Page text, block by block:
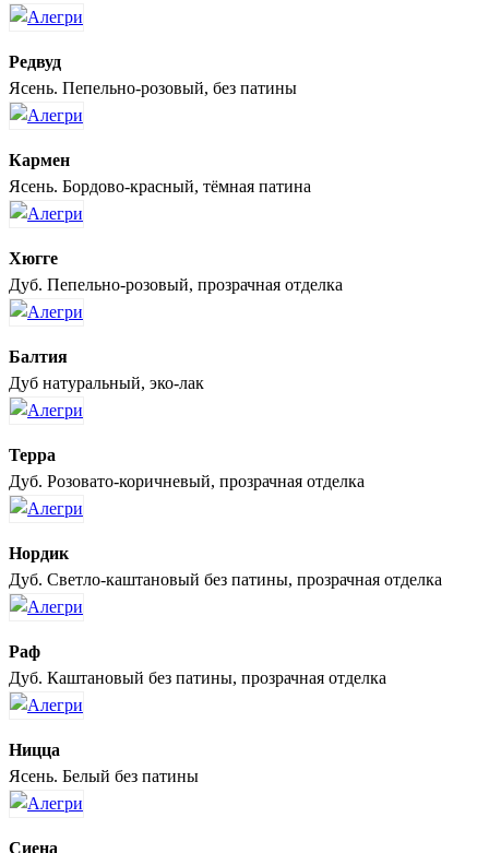
Редвуд
Ясень. Пепельно-розовый, без патины
Кармен
Ясень. Бордово-красный, тёмная патина
Хюгге
Дуб. Пепельно-розовый, прозрачная отделка
Балтия
Дуб натуральный, эко-лак
Терра
Дуб. Розовато-коричневый, прозрачная отделка
Нордик
Дуб. Светло-каштановый без патины, прозрачная отделка
Раф
Дуб. Каштановый без патины, прозрачная отделка
Ницца
Ясень. Белый без патины
Сиена